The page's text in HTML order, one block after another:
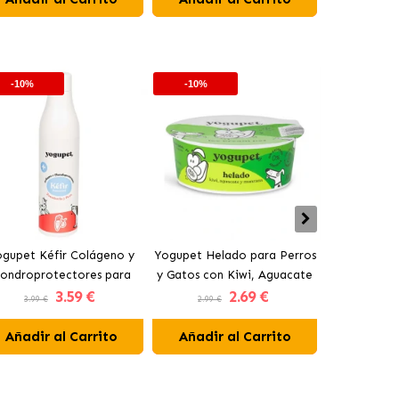
-10%
Kéfir Colágeno y
para
y Gatos con Pera y
3.99 € 3.59 €
Añadir al Carrito
-10%
Yogupet Helado para Perros
y Gatos con Kiwi, Aguacate
y Manzana
2.99 € 2.69 €
Añadir al Carrito